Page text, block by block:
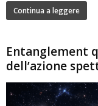
Continua a leggere
Entanglement
dell’azione